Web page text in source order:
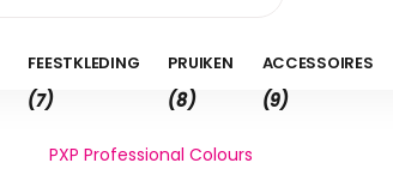
FEESTKLEDING
(7)
PRUIKEN
(8)
ACCESSOIRES
(9)
PXP Professional Colours